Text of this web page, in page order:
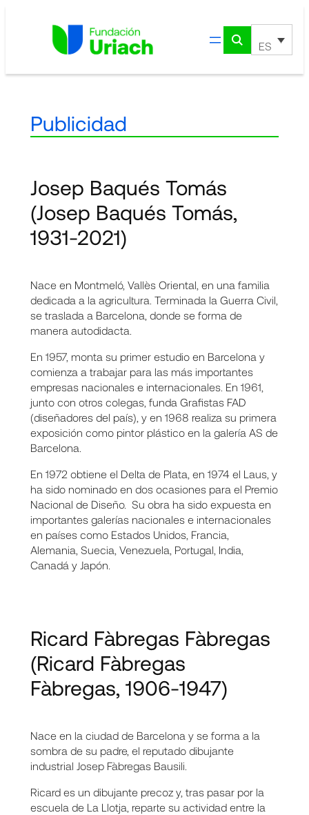
contenido
ES
Publicidad
Josep Baqués Tomás
(Josep Baqués Tomás,
1931-2021)
Nace en Montmeló, Vallès Oriental, en una familia
dedicada a la agricultura. Terminada la Guerra Civil,
se traslada a Barcelona, donde se forma de
manera autodidacta.
En 1957, monta su primer estudio en Barcelona y
comienza a trabajar para las más importantes
empresas nacionales e internacionales. En 1961,
junto con otros colegas, funda Grafistas FAD
(diseñadores del país), y en 1968 realiza su primera
exposición como pintor plástico en la galería AS de
Barcelona.
En 1972 obtiene el Delta de Plata, en 1974 el Laus, y
ha sido nominado en dos ocasiones para el Premio
Nacional de Diseño. Su obra ha sido expuesta en
importantes galerías nacionales e internacionales
en países como Estados Unidos, Francia,
Alemania, Suecia, Venezuela, Portugal, India,
Canadá y Japón.
Ricard Fàbregas Fàbregas
(Ricard Fàbregas
Fàbregas, 1906-1947)
Nace en la ciudad de Barcelona y se forma a la
sombra de su padre, el reputado dibujante
industrial Josep Fàbregas Bausili.
Ricard es un dibujante precoz y, tras pasar por la
escuela de La Llotja, reparte su actividad entre la